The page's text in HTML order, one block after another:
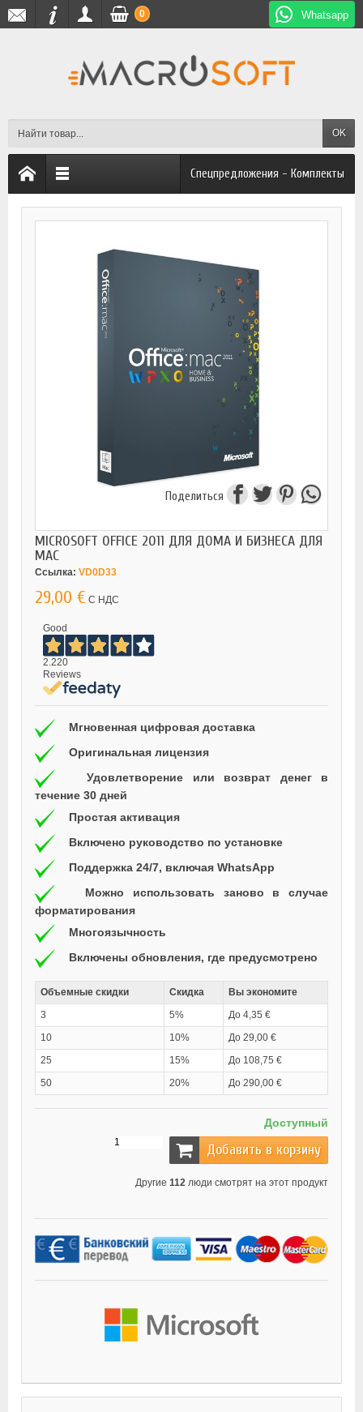
Whatsapp
OK
0
Спецпредложения - Комплекты
Поделиться
MICROSOFT OFFICE 2011 ДЛЯ ДОМА И БИЗНЕСА ДЛЯ
MAC
Ссылка: VD0D33
29,00 € С НДС
Good
2.220
Reviews
Мгновенная цифровая доставка
Оригинальная лицензия
Удовлетворение или возврат денег в
течение 30 дней
Простая активация
Включено руководство по установке
Поддержка 24/7, включая WhatsApp
Можно использовать заново в случае
форматирования
Многоязычность
Включены обновления, где предусмотрено
Объемные скидки Скидка
Вы экономите
3
5%
До 4,35 €
10
10%
До 29,00 €
25
15%
До 108,75 €
50
20% До 290,00 €
Доступный
Добавить в корзину
Другие 112 люди смотрят на этот продукт